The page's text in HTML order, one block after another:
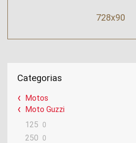
728x90
Categorias
Motos
Moto Guzzi
125
0
250 0